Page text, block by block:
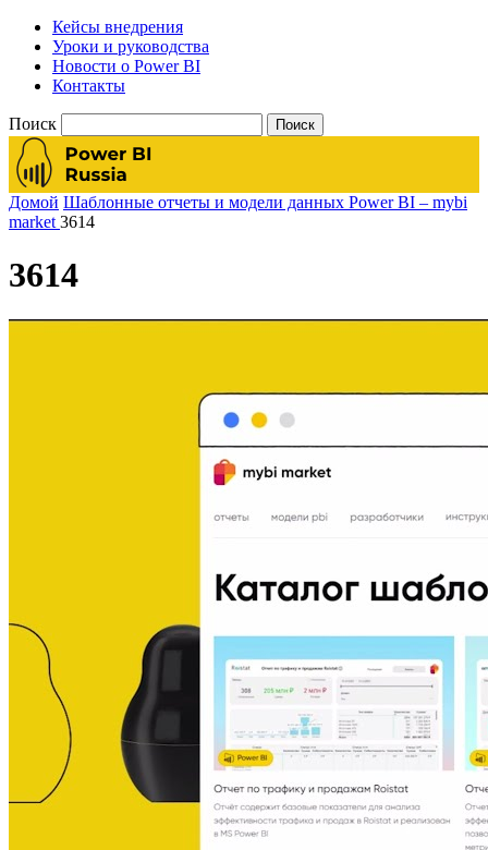
Кейсы внедрения
Уроки и руководства
Новости о Power BI
Контакты
Поиск
Домой Шаблонные отчеты и модели данных Power BI – mybi
market 3614
3614